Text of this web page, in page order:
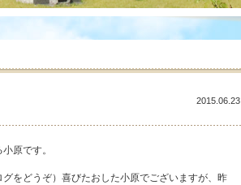
2015.06.23
原です。
をどうぞ）喜びたおした小原でございますが、昨